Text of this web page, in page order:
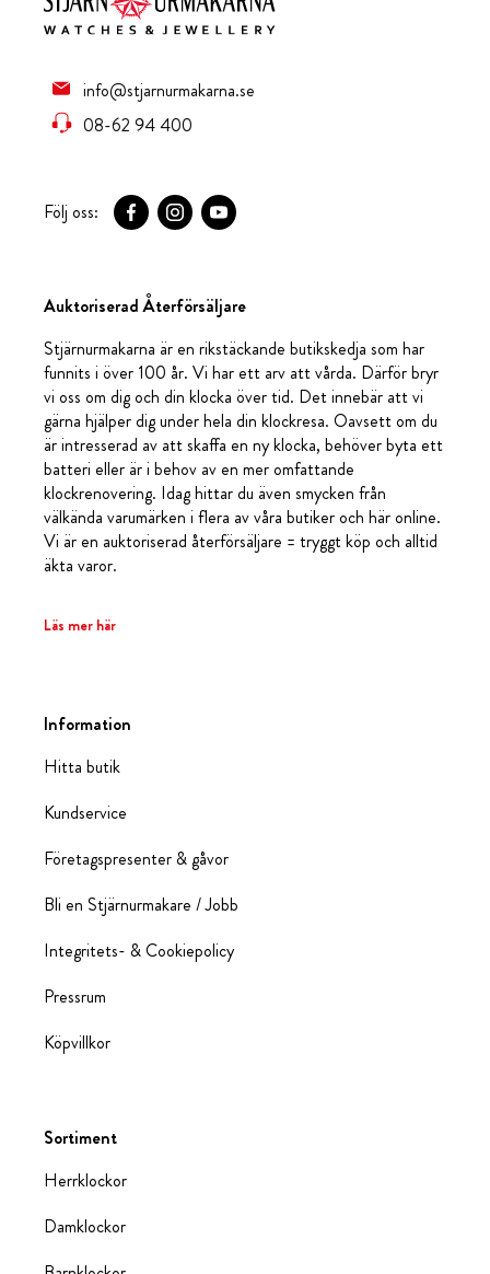
info@stjarnurmakarna.se
08-62 94 400
Följ oss:
Auktoriserad Återförsäljare
Stjärnurmakarna är en rikstäckande butikskedja som har
funnits i över 100 år. Vi har ett arv att vårda. Därför bryr
vi oss om dig och din klocka över tid. Det innebär att vi
gärna hjälper dig under hela din klockresa. Oavsett om du
är intresserad av att skaffa en ny klocka, behöver byta ett
batteri eller är i behov av en mer omfattande
klockrenovering. Idag hittar du även smycken från
välkända varumärken i flera av våra butiker och här online.
Vi är en auktoriserad återförsäljare = tryggt köp och alltid
äkta varor.
Läs mer här
Information
Hitta butik
Kundservice
Företagspresenter & gåvor
Bli en Stjärnurmakare / Jobb
Integritets- & Cookiepolicy
Pressrum
Köpvillkor
Sortiment
Herrklockor
Damklockor